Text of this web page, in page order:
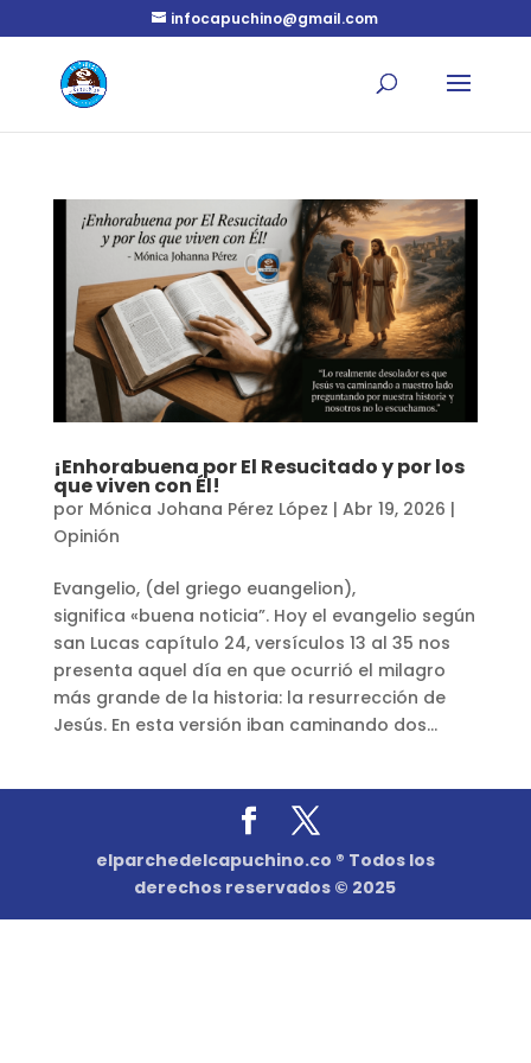
infocapuchino@gmail.com
¡Enhorabuena por El Resucitado y por los
que viven con Él!
por Mónica Johana Pérez López | Abr 19, 2026 |
Opinión
Evangelio, (del griego euangelion),
significa «buena noticia”. Hoy el evangelio según
san Lucas capítulo 24, versículos 13 al 35 nos
presenta aquel día en que ocurrió el milagro
más grande de la historia: la resurrección de
Jesús. En esta versión iban caminando dos...
elparchedelcapuchino.co ® Todos los
derechos reservados © 2025